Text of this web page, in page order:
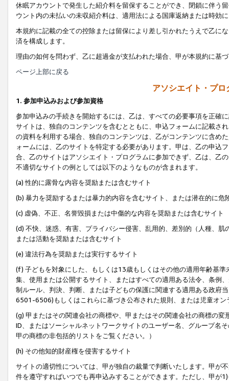
休眠アカウントで発生した紹介料を留保することができ、閉鎖に伴う
ウント内の未払いの未収紹介料は、適用法による国庫返納または時効
本規約に記載の全ての控除または留保により差し引かれたうえで乙に
済を構成します。
理由の如何を問わず、乙に超過金が支払われた場合、甲が本規約に基
ページ上部に戻る
アソシエイト・プ
1. 参加申込みおよび参加資格
参加申込みの手続きを開始するには、乙は、すべての必要事項を正確
サイトは、独自のコンテンツを含むとともに、申込フォームに記載さ
の資料を利用する場合、独自のコンテンツは、乙がコンテンツに含め
ォームには、乙のサイトを特定する必要があります。甲は、乙の申込
合、乙のサイトはアソシエイト・プログラムに参加できず、乙は、乙
不適切なサイトの例としては以下のようなものが含まれます。
(a) 性的に露骨な内容を奨励または含むサイト
(b) 暴力を奨励するまたは暴力的内容を含むサイト、または潜在的に
(c) 虚偽、不正、名誉毀損または中傷的な内容を奨励または含むサイト
(d) 不快、迷惑、有害、プライバシー侵害、乱用的、差別的（人種、
または活動を奨励または含むサイト
(e) 違法行為を奨励または実行するサイト
(f) 子どもを対象にした、もしくは13歳もしくはその他の適用年齢基
集、使用または公開するサイト、またはすべての適用ある法令、条例
制ルール、判決、判断、または子どもの保護に関連する適用ある政府
6501-6506)もしくはこれらに基づき公布された規則、または児童オン
(g) 甲またはその関連会社の商標や、甲またはその関連会社の商標の
ID、またはソーシャルネットワークサイトのユーザー名、グループ名
甲の商標の非包括的リストをご覧ください。）
(h) その他知的財産権を侵害するサイト
サイトの適切性については、甲が独自の裁量で判断いたします。甲が
件を遵守すればいつでも再申込みすることができます。ただし、甲が